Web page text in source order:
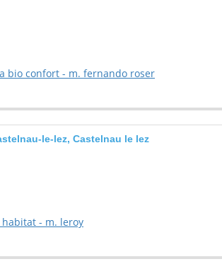
bio confort - m. fernando roser
le-lez, Castelnau le lez
habitat - m. leroy